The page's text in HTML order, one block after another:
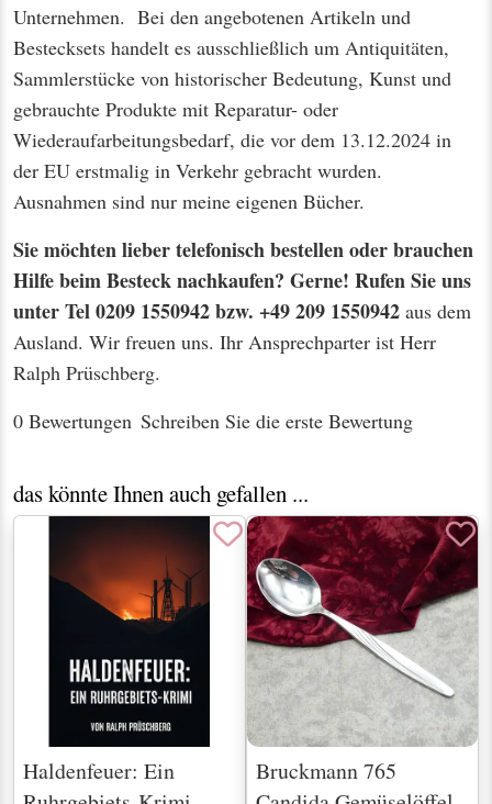
Unternehmen. Bei den angebotenen Artikeln und
Bestecksets handelt es ausschließlich um Antiquitäten,
Sammlerstücke von historischer Bedeutung, Kunst und
gebrauchte Produkte mit Reparatur- oder
Wiederaufarbeitungsbedarf, die vor dem 13.12.2024 in
der EU erstmalig in Verkehr gebracht wurden.
Ausnahmen sind nur meine eigenen Bücher.
Sie möchten lieber telefonisch bestellen oder brauchen
Hilfe beim Besteck nachkaufen? Gerne! Rufen Sie uns
unter Tel 0209 1550942 bzw. +49 209 1550942 aus dem
Ausland. Wir freuen uns. Ihr Ansprechparter ist Herr
Ralph Prüschberg.
0 Bewertungen Schreiben Sie die erste Bewertung
das könnte Ihnen auch gefallen ...
Haldenfeuer: Ein
Bruckmann 765